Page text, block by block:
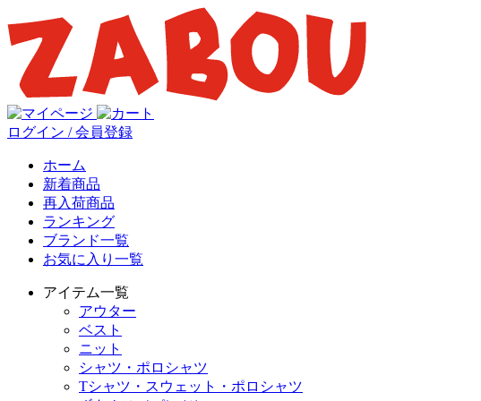
ログイン / 会員登録
ホーム
新着商品
再入荷商品
ランキング
ブランド一覧
お気に入り一覧
アイテム一覧
アウター
ベスト
ニット
シャツ・ポロシャツ
Tシャツ・スウェット・ポロシャツ